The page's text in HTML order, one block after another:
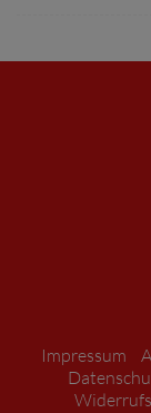
Impressum